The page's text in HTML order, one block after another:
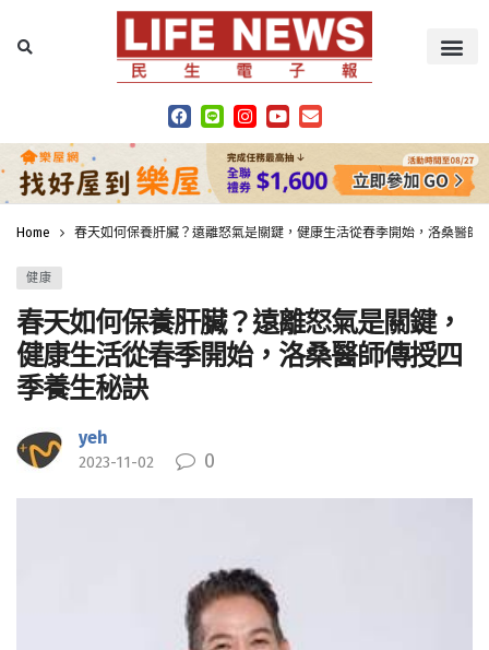
Home 春天如何保養肝臟？遠離怒氣是關鍵，健康生活從春季開始，洛桑醫師
健康
春天如何保養肝臟？遠離怒氣是關鍵，
健康生活從春季開始，洛桑醫師傳授四
季養生秘訣
yeh
2023-11-02 0